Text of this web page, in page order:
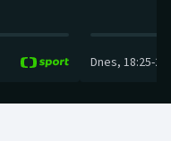
Dnes, 18:25-